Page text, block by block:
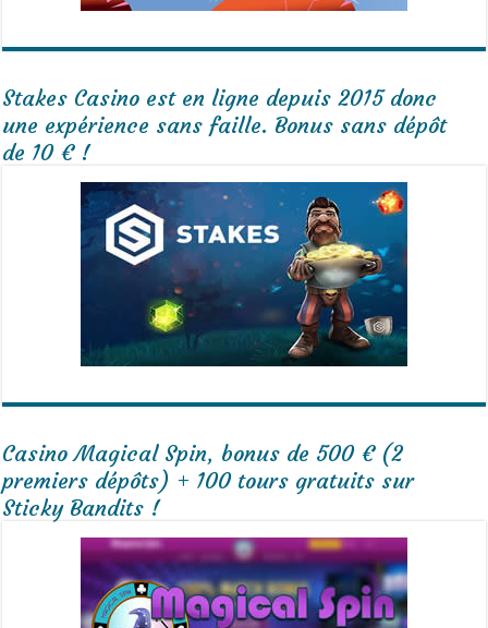
Stakes Casino est en ligne depuis 2015 donc
une expérience sans faille. Bonus sans dépôt
de 10 € !
Casino Magical Spin, bonus de 500 € (2
premiers dépôts) + 100 tours gratuits sur
Sticky Bandits !